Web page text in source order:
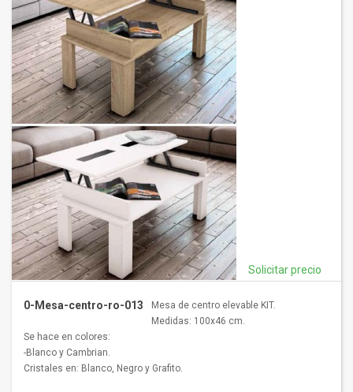
0-Mesa-centro-ro-013
Solicitar precio
Mesa de centro elevable KIT.
Medidas: 100x46 cm.
Se hace en colores:
-Blanco y Cambrian.
Cristales en: Blanco, Negro y Grafito.